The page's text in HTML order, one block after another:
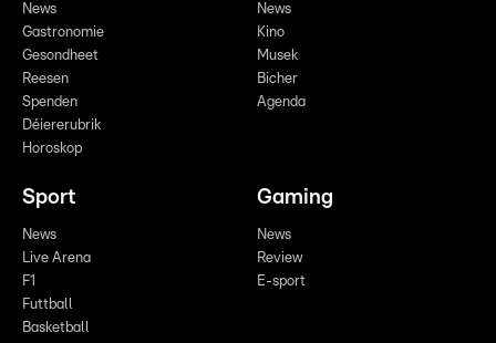
News
Gastronomie
Gesondheet
Reesen
Spenden
Déiererubrik
Horoskop
News
Kino
Musek
Bicher
Agenda
Sport
News
Live Arena
F1
Futtball
Basketball
Gaming
News
Review
E-sport